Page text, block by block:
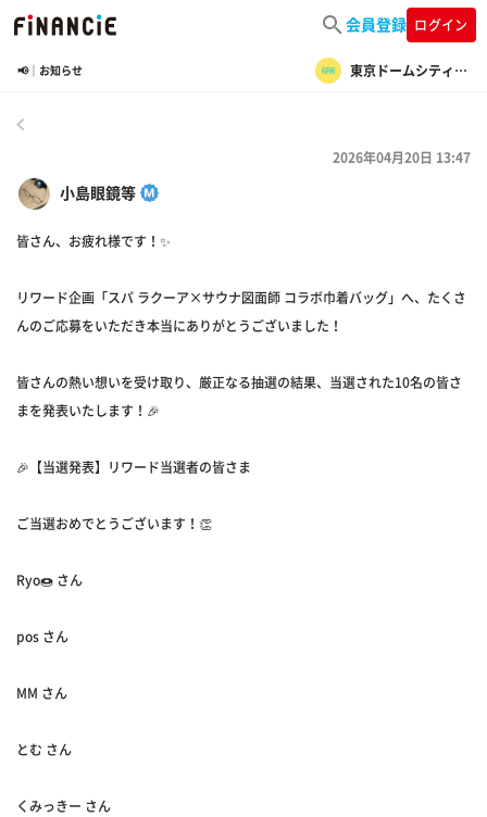
会員登録 ログイン
📢｜お知らせ 東京ドームシティ・ファンコミュニティ
小島眼鏡等
2026年04月20日 13:47
皆さん、お疲れ様です！✨
リワード企画「スパ ラクーア×サウナ図面師 コラボ巾着バッグ」へ、たくさ
んのご応募をいただき本当にありがとうございました！
皆さんの熱い想いを受け取り、厳正なる抽選の結果、当選された10名の皆さ
まを発表いたします！🎉
🎉【当選発表】リワード当選者の皆さま
ご当選おめでとうございます！👏
Ryo🍩 さん
pos さん
MM さん
とむ さん
くみっきー さん